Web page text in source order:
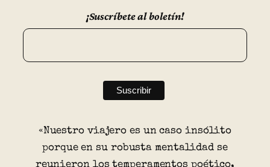
¡Suscríbete al boletín!
«Nuestro viajero es un caso insólito
porque en su robusta mentalidad se